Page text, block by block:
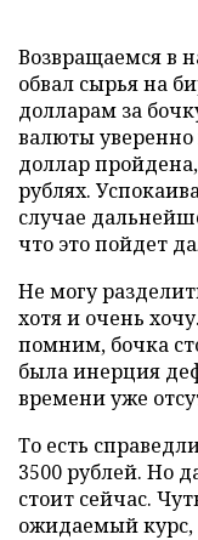
Возвращаемся в
обвал сырья на
долларам за
валюты уверенно
доллар
рублях.
случае
что это пойдет
Не могу
хотя и очень
помним, бочка
была инерция
времени уже
То есть
3500 рублей. Но
стоит сейчас.
ожидаемый